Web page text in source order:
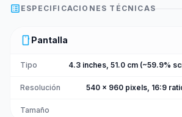
list_alt ESPECIFICACIONES TÉCNICAS
smartphone Pantalla
Tipo 4.3 inches, 51.0 cm (~59.9%
Resolución 540 x 960 pixels, 16:9
Tamaño